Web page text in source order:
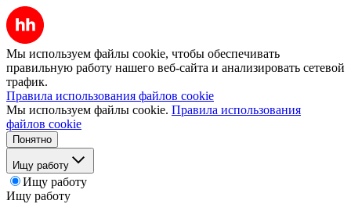
Мы используем файлы cookie, чтобы обеспечивать
правильную работу нашего веб-сайта и анализировать сетевой
трафик.
Правила использования файлов cookie
Мы используем файлы cookie. Правила использования
файлов cookie
Понятно
Ищу работу
Ищу работу
Ищу работу